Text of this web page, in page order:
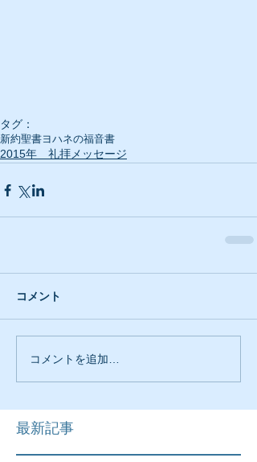
タグ：
新約聖書ヨハネの福音書
2015年 礼拝メッセージ
コメント
コメントを追加…
最新記事